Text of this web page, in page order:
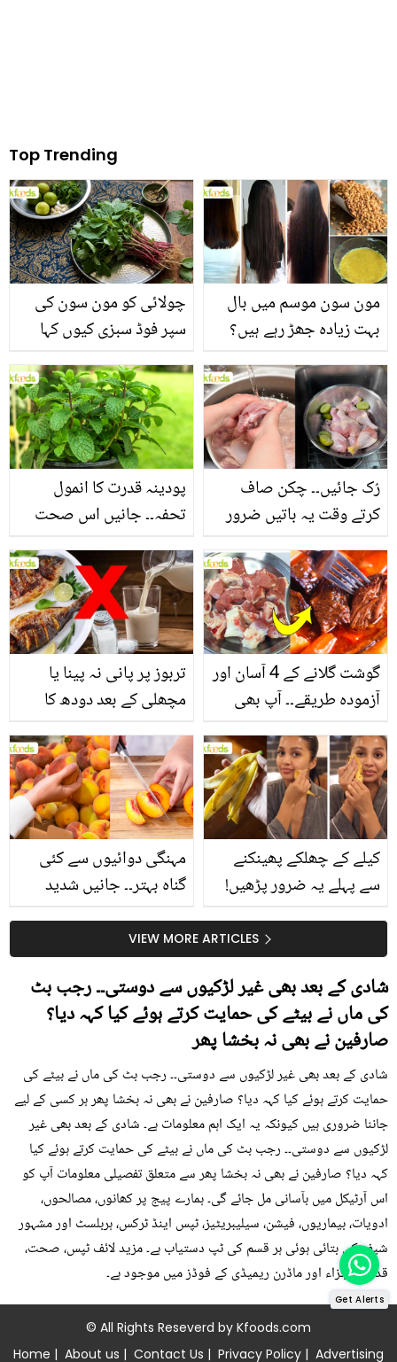
Top Trending
چولائی کو مون سون کی
سپر فوڈ سبزی کیوں کہا
منرلز اور اینٹی آکسیڈنٹس
سے بھرپور اس سبزی کے
فائدے
مون سون موسم میں بال
بہت زیادہ جھڑ رہے ہیں؟
بنانے کے چند قدرتی طریقے
پودینہ قدرت کا انمول
تحفہ۔۔ جانیں اس صحت
انگیز طبی فوائد
رُک جائیں۔۔ چکن صاف
کرتے وقت یہ باتیں ضرور
تربوز پر پانی نہ پینا یا
مچھلی کے بعد دودھ کا
سے متعلق غلط فہمیوں کی
حقیقت کیا ہے اور افواہ
کیا؟
گوشت گلانے کے 4 آسان اور
آزمودہ طریقے۔۔ آپ بھی
بتائے راز
مہنگی دوائیوں سے کئی
گناہ بہتر۔۔ جانیں شدید
کیوں کھانا چاہیے؟
کیلے کے چھلکے پھینکنے
سے پہلے یہ ضرور پڑھیں!
سستا اور قدرتی حلVIEW MORE ARTICLES
شادی کے بعد بھی غیر لڑکیوں سے دوستی۔۔ رجب بٹ
کی ماں نے بیٹے کی حمایت کرتے ہوئے کیا کہہ دیا؟
صارفین نے بھی نہ بخشا پھر
شادی کے بعد بھی غیر لڑکیوں سے دوستی۔۔ رجب بٹ کی ماں نے بیٹے کی
حمایت کرتے ہوئے کیا کہہ دیا؟ صارفین نے بھی نہ بخشا پھر ہر کسی کے لیے
جاننا ضروری ہیں کیونکہ یہ ایک اہم معلومات ہے۔ شادی کے بعد بھی غیر
لڑکیوں سے دوستی۔۔ رجب بٹ کی ماں نے بیٹے کی حمایت کرتے ہوئے کیا
کہہ دیا؟ صارفین نے بھی نہ بخشا پھر سے متعلق تفصیلی معلومات آپ کو
اس آرٹیکل میں بآسانی مل جائے گی۔ ہمارے پیج پر کھانوں، مصالحوں،
ادویات، بیماریوں، فیشن، سیلیبریٹیز، ٹپس اینڈ ٹرکس، ہربلسٹ اور مشہور
شیف کی بتائی ہوئی ہر قسم کی ٹپ دستیاب ہے۔ مزید لائف ٹپس، صحت،
قدرتی اجزاء اور ماڈرن ریمیڈی کے فوڈز میں موجود ہے۔
© All Rights Reseverd by Kfoods.com
Home | About us | Contact Us | Privacy Policy | Advertising
Get Alerts